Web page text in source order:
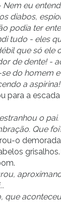
Nem eu
diabos,
podia ter
tudo - eles
que só ele
de dente! -
do homem
a aspirina!
para a
o
Que
o
que